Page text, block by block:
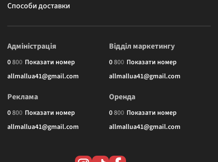
Способи доставки
Адміністрація
0800 Показати номер
allmallua41@gmail.com
Відділ маркетингу
0800 Показати номер
allmallua41@gmail.com
Реклама
0800 Показати номер
allmallua41@gmail.com
Оренда
0800 Показати номер
allmallua41@gmail.com